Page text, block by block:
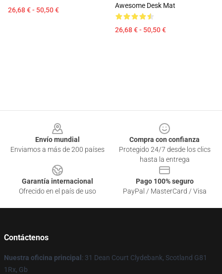
26,68 € - 50,50 €
Awesome Desk Mat
26,68 € - 50,50 €
Envío mundial
Enviamos a más de 200 países
Compra con confianza
Protegido 24/7 desde los clics
hasta la entrega
Garantía internacional
Ofrecido en el país de uso
Pago 100% seguro
PayPal / MasterCard / Visa
Contáctenos
Nuestra oficina principal : 31 Dean Court Clydebank, Scotland G81
1Rx, Gb